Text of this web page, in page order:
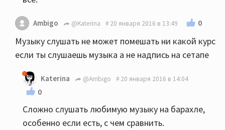
Ambigo @Katerina 20 января 2016 в 13:49 0
Музыку слушать не может помешать ни какой курс
если ты слушаешь музыка а не надпись на сетапе
Katerina @Ambigo 20 января 2016 в 14:04
0
Сложно слушать любимую музыку на барахле,
особенно если есть, с чем сравнить.